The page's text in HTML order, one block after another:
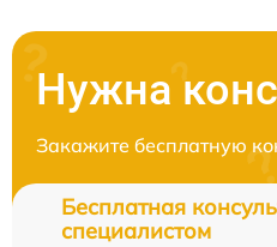
Нужна
Закажите бесплатную
Бесплатная
специалистом